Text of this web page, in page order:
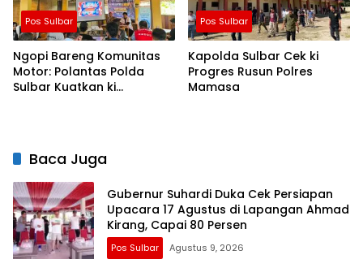
Pos Sulbar
Ngopi Bareng Komunitas
Motor: Polantas Polda
Sulbar Kuatkan ki
Pos Sulbar
Kapolda Sulbar Cek ki
Progres Rusun Polres
Mamasa
Baca Juga
Gubernur Suhardi Duka Cek Persiapan
Upacara 17 Agustus di Lapangan Ahmad
Kirang, Capai 80 Persen
Pos Sulbar Agustus 9, 2026